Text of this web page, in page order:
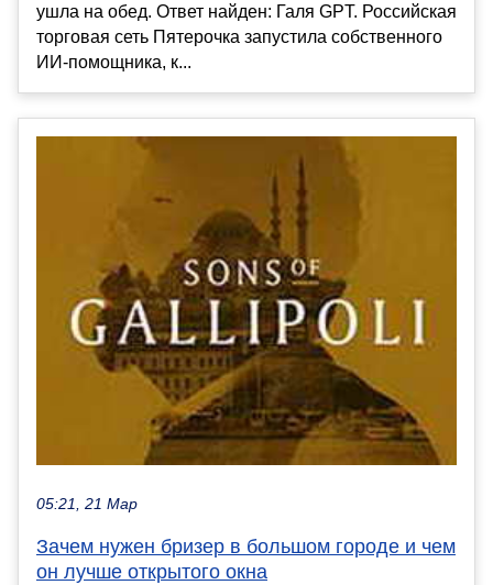
ушла на обед. Ответ найден: Галя GPT. Российская
торговая сеть Пятерочка запустила собственного
ИИ-помощника, к...
05:21, 21 Мар
Зачем нужен бризер в большом городе и чем
он лучше открытого окна